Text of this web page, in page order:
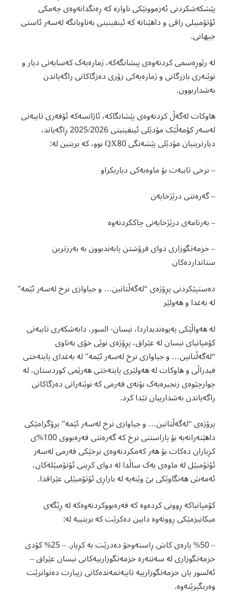
پێشکەشکردنی ئەزموونێکی ناوازە کە ڕەنگدانەوەی چەمکی
ئۆتۆمبیلی راقی و داهێنانە کە ئینفینیتی بەناوبانگە لەسەر ئاستی
جیهانی.
لە رێوڕه‌سمی کردنەوەی پیشانگه‌كه‌، ژمارەیەک کەسایەتی دیار و
نوێنەری بازرگانی و ژماره‌یه‌كی زۆری ده‌زگاكانی راگه‌یاندن
بەشداربوون.
هاوکات لەگەڵ کردنەوەی پێشانگاکە، ئاژانسەکە ئۆفەری تایبەتی
لەسەر کۆمەڵێک مۆدێلی ئینفینیتی 2025/2026 ڕاگەیاند،
دیارترینیان مۆدێلی پێشەنگی QX80 بوو، کە بریتین لە:
– نرخی تایبه‌ت بۆ ماوەیەکی دیاریکراو
– گەرەنتی درێژخایەن
– بەرنامەی درێژخایەنی چاککردنەوە
– خزمەتگوزاری دوای فرۆشتن پابەندبوون بە بەرزترین
ستانداردەکان
دەستپێکردنی پڕۆژەی “لەگەڵتانین‌… و جیاوازی نرخ لەسەر ئێمه‌”
لە بەغدا و هەولێر
لە هه‌واڵێكی پەیوەندیداردا، نیسان- السور، دابەشکەری تایبەتی
کۆمپانیای نیسان لە عێراق، پڕۆژەی نوێی خۆی بەناوی
“لەگەڵتانین‌… و جیاوازی نرخ لەسەر ئێمە” لە بەغدای پایتەختی
فیدراڵی و هاوکات لە هەولێری پایتەختی هەرێمی کوردستان، لە
چوارچێوەی زنجیرەیەک بۆنەی فەرمی کە نوێنەرانی ده‌زگاكانی
راگه‌یاندن بەشدارییان تێدا کرد.
پرۆژەی “لەگەڵتانین‌… و جیاوازی نرخ لەسەر ئێمە” پرۆگرامێکی
داهێنەرانەیە بۆ پاراستنی نرخ کە گەرەنتی قەرەبووی 100%ی
کڕیاران دەکات بۆ هەر کەمکردنەوەی نرخێکی فەرمی لەسەر
ئۆتۆمبێل لە ماوەی یەک ساڵدا لە دوای کڕینی ئۆتۆمبێلەکان،
ئەمەش هەنگاوێکی بێ وێنەیە لە بازاڕی ئۆتۆمبێلی عێراقدا.
کۆمپانیاکە ڕوونی کردەوە کە قەرەبووکردنەوەکە لە ڕێگەی
میکانیزمێکی ڕوونەوە دابین دەکرێت کە بریتییە لە:
– %50 پارەی کاش ڕاستەوخۆ دەدرێت بە کڕیار. – 25% کۆدی
خزمەتگوزاری لە سەنتەرە خزمەتگوزارییەکانی نیسان عێراق –
ئەلسور یان خزمەتگوزارییە تایبەتمەندەکانی زیبارت دەتوانرێت
وەربگیرێتەوە.